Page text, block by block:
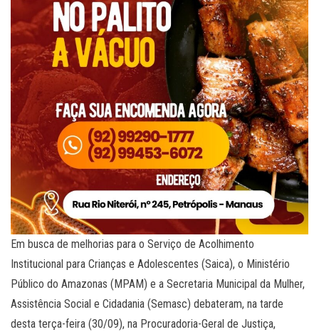
Em busca de melhorias para o Serviço de Acolhimento
Institucional para Crianças e Adolescentes (Saica), o Ministério
Público do Amazonas (MPAM) e a Secretaria Municipal da Mulher,
Assistência Social e Cidadania (Semasc) debateram, na tarde
desta terça-feira (30/09), na Procuradoria-Geral de Justiça,